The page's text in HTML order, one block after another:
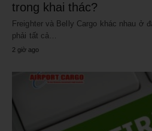
trong khai thác?
Freighter và Belly Cargo khác nhau ở
phải tất cả…
2 giờ ago